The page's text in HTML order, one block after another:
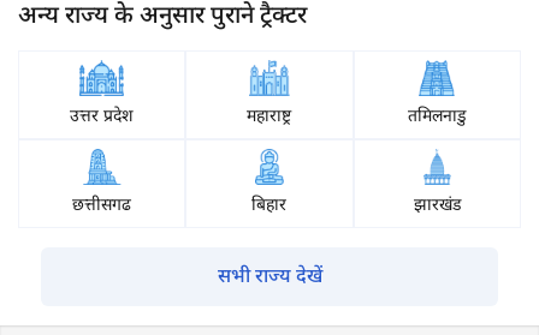
अन्य राज्य के अनुसार पुराने ट्रैक्टर
उत्तर प्रदेश महाराष्ट्र तमिलनाडु
छत्तीसगढ बिहार झारखंड
सभी राज्य देखें